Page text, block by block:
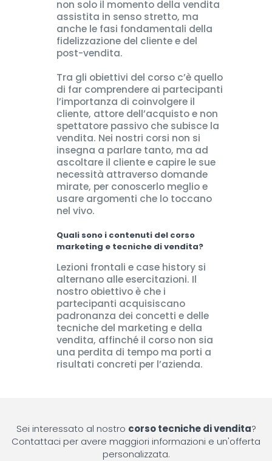
non solo il momento della vendita
assistita in senso stretto, ma
anche le fasi fondamentali della
fidelizzazione del cliente e del
post-vendita.
Tra gli obiettivi del corso c’è quello
di far comprendere ai partecipanti
l’importanza di coinvolgere il
cliente, attore dell’acquisto e non
spettatore passivo che subisce la
vendita. Nei nostri corsi non si
insegna a parlare tanto, ma ad
ascoltare il cliente e capire le sue
necessità attraverso domande
mirate, per conoscerlo meglio e
usare argomenti che lo toccano
nel vivo.
Quali sono i contenuti del corso
marketing e tecniche di vendita?
Lezioni frontali e case history si
alternano alle esercitazioni. Il
nostro obiettivo è che i
partecipanti acquisiscano
padronanza dei concetti e delle
tecniche del marketing e della
vendita, affinché il corso non sia
una perdita di tempo ma porti a
risultati concreti per l’azienda.
Sei interessato al nostro corso tecniche di vendita?
Contattaci per avere maggiori informazioni e un'offerta
personalizzata.